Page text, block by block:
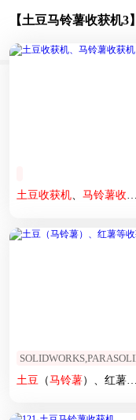
【土豆马铃薯收获机3
土豆收获机、 马铃薯收获
土豆（马铃薯）、红薯等